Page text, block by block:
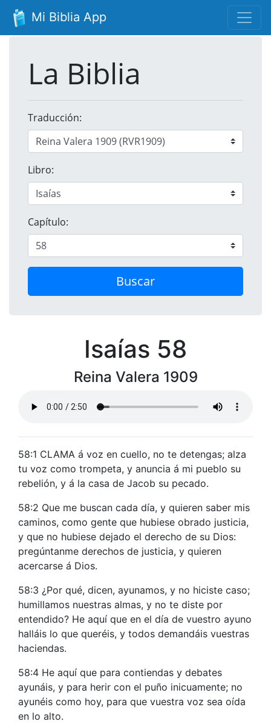
Mi Biblia App
La Biblia
Traducción:
Libro:
Capítulo:
Buscar
Isaías 58
Reina Valera 1909
58:1 CLAMA á voz en cuello, no te detengas; alza
tu voz como trompeta, y anuncia á mi pueblo su
rebelión, y á la casa de Jacob su pecado.
58:2 Que me buscan cada día, y quieren saber mis
caminos, como gente que hubiese obrado justicia,
y que no hubiese dejado el derecho de su Dios:
pregúntanme derechos de justicia, y quieren
acercarse á Dios.
58:3 ¿Por qué, dicen, ayunamos, y no hiciste caso;
humillamos nuestras almas, y no te diste por
entendido? He aquí que en el día de vuestro ayuno
halláis lo que queréis, y todos demandáis vuestras
haciendas.
58:4 He aquí que para contiendas y debates
ayunáis, y para herir con el puño inicuamente; no
ayunéis como hoy, para que vuestra voz sea oída
en lo alto.